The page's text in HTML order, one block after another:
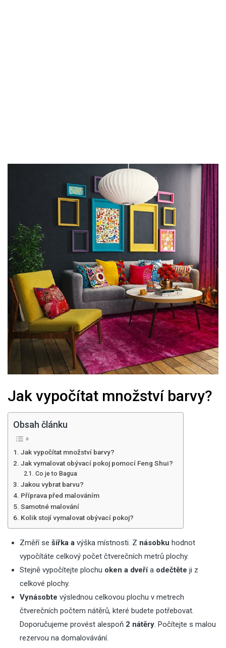
Jak vypočítat množství barvy?
Obsah článku
Jak vypočítat množství barvy?
Jak vymalovat obývací pokoj pomocí Feng Shui?
Co je to Bagua
Jakou vybrat barvu?
Příprava před malováním
Samotné malování
Kolik stojí vymalovat obývací pokoj?
Změří se šířka a výška místnosti. Z násobku hodnot
vypočítáte celkový počet čtverečních metrů plochy.
Stejně vypočítejte plochu oken a dveřía odečtěte ji z
celkové plochy.
Vynásobte výslednou celkovou plochu v metrech
čtverečních počtem nátěrů, které budete potřebovat.
Doporučujeme provést alespoň 2 nátěry. Počítejte s malou
rezervou na domalovávání.